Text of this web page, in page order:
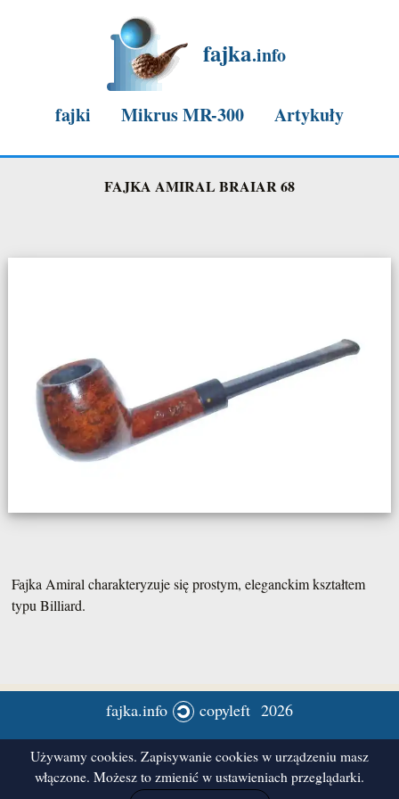
fajka.info
fajki Mikrus MR-300 Artykuły
Mikrus stuknęło 60lat
FAJKA AMIRAL BRAIAR 68
Fajka Amiral charakteryzuje się prostym, eleganckim kształtem
typu Billiard.
fajka.info copyleft 2026
Używamy cookies. Zapisywanie cookies w urządzeniu masz
włączone. Możesz to zmienić w ustawieniach przeglądarki.